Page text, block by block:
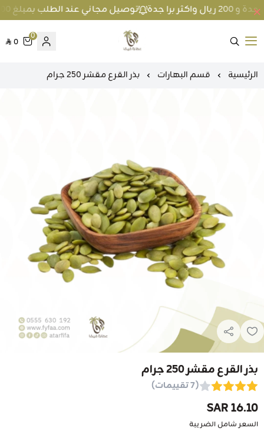
توصيل مجاني عند الطلب بمبلغ 100 ريال واكثر داخل جدة و 200 ريال واكثر برا جدة
متجر عطارة فيفا
0
0
الرئيسية قسم البهارات بذر القرع مقشر 250 جرام
بذر القرع مقشر 250 جرام
(7 تقييمات)
16.10 SAR
السعر شامل الضريبة